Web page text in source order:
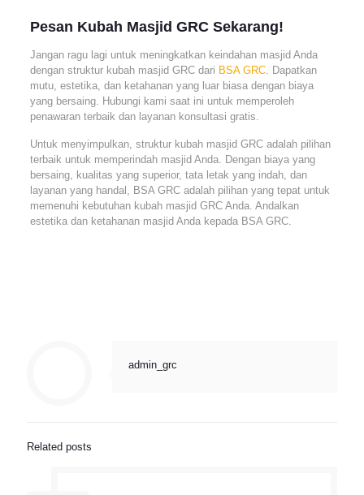
Pesan Kubah Masjid GRC Sekarang!
Jangan ragu lagi untuk meningkatkan keindahan masjid Anda
dengan struktur kubah masjid GRC dari BSA GRC. Dapatkan
mutu, estetika, dan ketahanan yang luar biasa dengan biaya
yang bersaing. Hubungi kami saat ini untuk memperoleh
penawaran terbaik dan layanan konsultasi gratis.
Untuk menyimpulkan, struktur kubah masjid GRC adalah pilihan
terbaik untuk memperindah masjid Anda. Dengan biaya yang
bersaing, kualitas yang superior, tata letak yang indah, dan
layanan yang handal, BSA GRC adalah pilihan yang tepat untuk
memenuhi kebutuhan kubah masjid GRC Anda. Andalkan
estetika dan ketahanan masjid Anda kepada BSA GRC.
admin_grc
Related posts